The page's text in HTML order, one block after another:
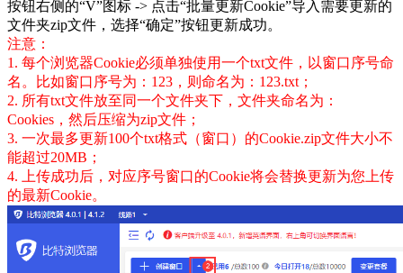
按钮右侧的“V”图标 -> 点击“批量更新Cookie”导入需要更新的
文件夹zip文件，选择“确定”按钮更新成功。
注意：
1. 每个浏览器Cookie必须单独使用一个txt文件，以窗口序号命
名。比如窗口序号为：123，则命名为：123.txt；
2. 所有txt文件放至同一个文件夹下，文件夹命名为：
Cookies，然后压缩为zip文件；
3. 一次最多更新100个txt格式（窗口）的Cookie.zip文件大小不
能超过20MB；
4. 上传成功后，对应序号窗口的Cookie将会替换更新为您上传
的最新Cookie。